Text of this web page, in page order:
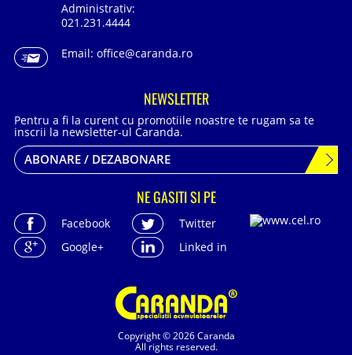
Copyright © 2026 Caranda
All rights reserved.
Administrativ:
021.231.4444
Email: office@caranda.ro
NEWSLETTER
Pentru a fi la curent cu promotiile noastre te rugam sa te
inscrii la newsletter-ul Caranda.
ABONARE / DEZABONARE
NE GASITI SI PE
Facebook
Twitter
Google+
Linked in